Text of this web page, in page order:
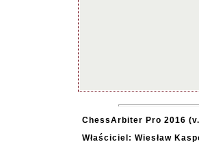
ChessArbiter Pro 2016
Właściciel: Wiesław